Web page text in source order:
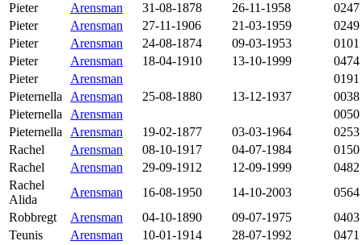
Pieter
Arensman 31-08-1878 26-11-1958
0247
Pieter
Arensman 27-11-1906 21-03-1959
0249
Pieter
Arensman 24-08-1874 09-03-1953
0101
Pieter
Arensman 18-04-1910 13-10-1999
0474
Pieter
Arensman
0191
Pieternella
Arensman 25-08-1880 13-12-1937
0038
Pieternella
Arensman
0050
Pieternella
Arensman 19-02-1877 03-03-1964
0253
Rachel
Arensman 08-10-1917 04-07-1984
0150
Rachel
Arensman 29-09-1912 12-09-1999
0482
Rachel
Alida
Arensman 16-08-1950 14-10-2003
0564
Robbregt
Arensman 04-10-1890 09-07-1975
0403
Teunis
Arensman 10-01-1914 28-07-1992
0471